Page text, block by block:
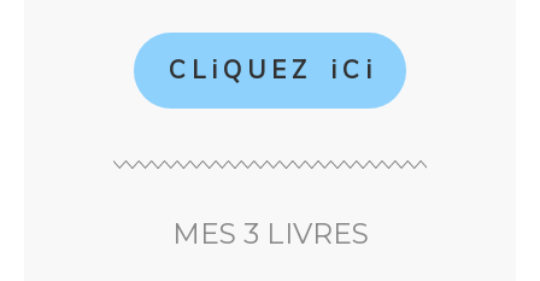
C L i Q U E Z i C i
MES 3 LIVRES